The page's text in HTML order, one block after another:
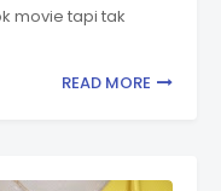
movie tapi tak
READ MORE